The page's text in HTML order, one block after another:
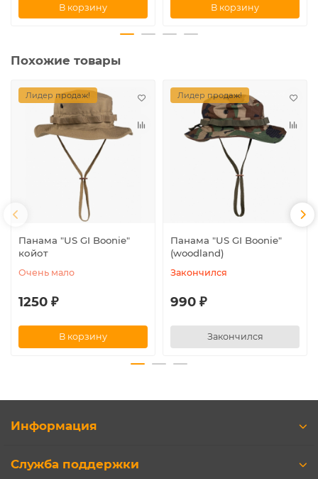
В корзину В корзину
Похожие товары
Лидер продаж!
Панама "US GI Boonie"
койот
Очень мало
1250 ₽
В корзину
Лидер продаж!
Панама "US GI Boonie"
(woodland)
Закончился
990 ₽
Закончился
Информация
Служба поддержки